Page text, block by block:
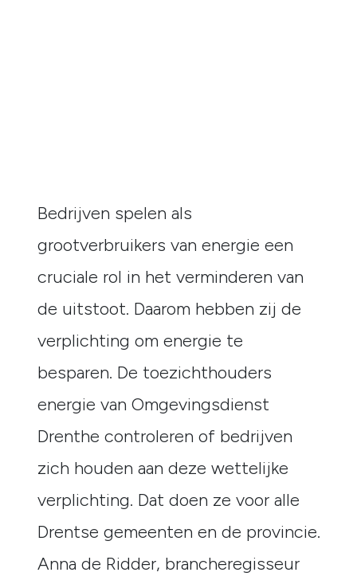
Bedrijven spelen als
grootverbruikers van energie een
cruciale rol in het verminderen van
de uitstoot. Daarom hebben zij de
verplichting om energie te
besparen. De toezichthouders
energie van Omgevingsdienst
Drenthe controleren of bedrijven
zich houden aan deze wettelijke
verplichting. Dat doen ze voor alle
Drentse gemeenten en de provincie.
Anna de Ridder, brancheregisseur